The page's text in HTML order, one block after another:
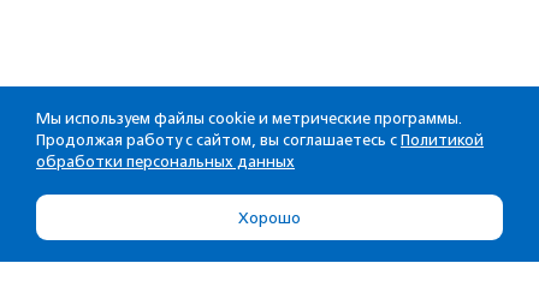
Мы используем файлы cookie и метрические программы.
Продолжая работу с сайтом, вы соглашаетесь с Политикой
обработки персональных данных
Хорошо